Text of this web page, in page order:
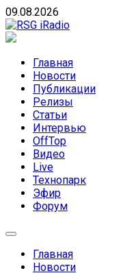
Skip
to
content
09.08.2026
направлений без
Главная
Новости
Публикации
Релизы
Статьи
Интервью
OffTop
Видео
Live
Технопарк
Эфир
Форум
Главная
Новости